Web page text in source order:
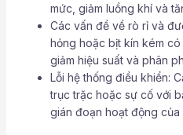
mức, giảm luồng khí và
Các vấn đề về rò rỉ và
hỏng hoặc bịt kín kém
giảm hiệu suất và phân
Lỗi hệ thống điều khiển:
trục trặc hoặc sự cố với
gián đoạn hoạt động của